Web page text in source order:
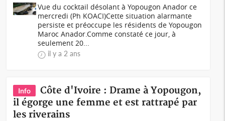
Vue du cocktail désolant à Yopougon Anador ce
mercredi (Ph KOACI)Cette situation alarmante
persiste et préoccupe les résidents de Yopougon
Maroc Anador.Comme constaté ce jour, à
seulement 20...
il y a 2 ans
Info
Côte d'Ivoire : Drame à Yopougon,
il égorge une femme et est rattrapé par
les riverains